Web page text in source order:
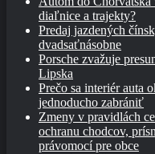
diaľnice a trajekty?
Predaj jazdených
dvadsaťnásobne
Porsche zvažuje
Lipska
Prečo sa interiér auta
jednoducho zabrániť
Zmeny v pravidlách
ochranu chodcov,
právomocí pre obce